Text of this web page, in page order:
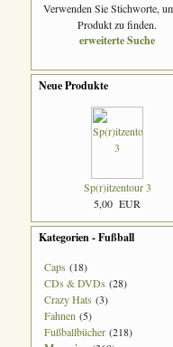
Verwenden Sie Stichworte,
Produkt zu finden.
erweiterte Suche
Neue Produkte
Sp(r)itzentour 3
5,00 EUR
Kategorien - Fußball
Caps (18)
CDs & DVDs (28)
Crazy Hats (3)
Fahnen (5)
Fußballbücher (218)